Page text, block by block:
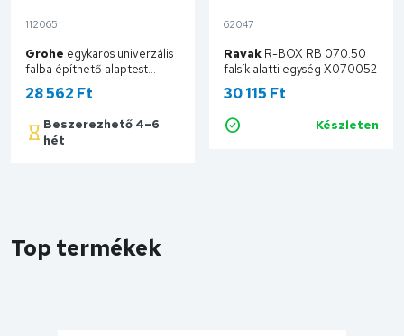
112065
Grohe egykaros univerzális
falba építhető alaptest
33961000
28 562 Ft
Beszerezhető 4–6
hét
62047
Ravak R-BOX RB 070.50
falsík alatti egység X070052
30 115 Ft
Készleten
Kosárba
Top termékek